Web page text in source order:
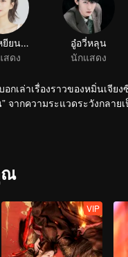
อกเล่าเรื่องราวของหมิ่นเ
จากความระแวดระวังกลา
ป็นความรัก
ณ
VIP